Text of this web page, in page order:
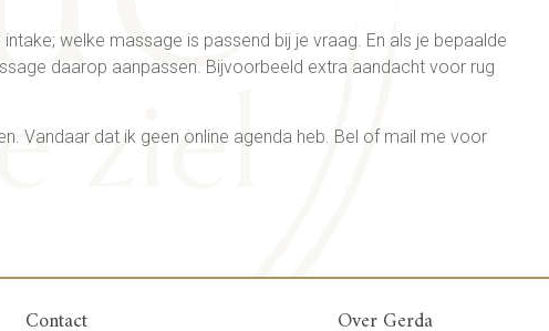
welke massage is passend bij je vraag. En als je bepaalde
daarop aanpassen. Bijvoorbeeld extra aandacht voor rug
Vandaar dat ik geen online agenda heb. Bel of mail me voor
Contact Over Gerda